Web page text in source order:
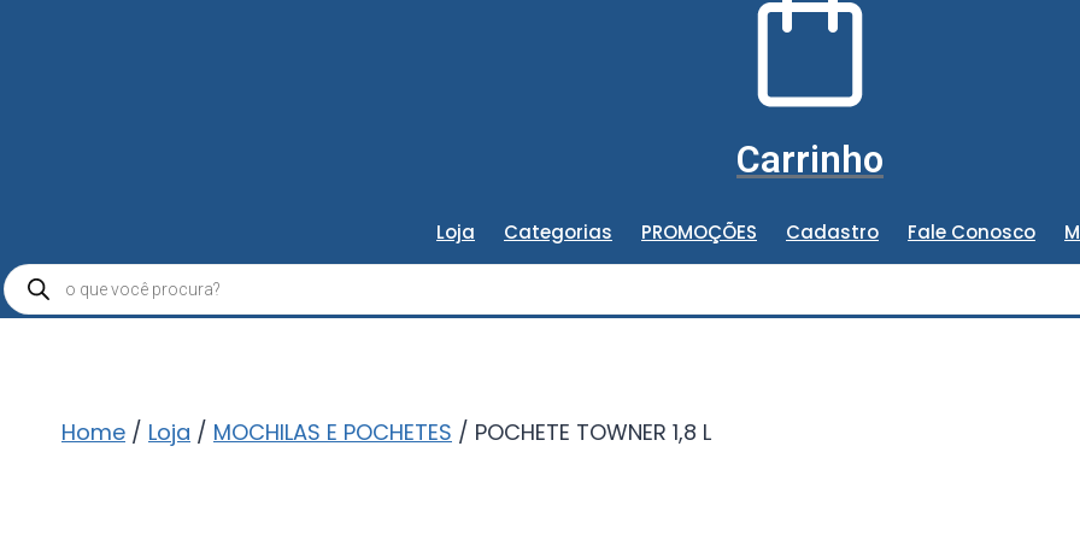
Carrinho
Loja Categorias PROMOÇÕES Cadastro Fale Conosco
Pesquisar
produtos
Home / Loja / MOCHILAS E POCHETES / POCHETE TOWNER 1,8 L